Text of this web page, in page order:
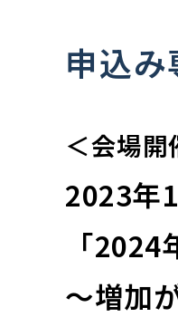
申込
＜会場
2023年
「
～増加